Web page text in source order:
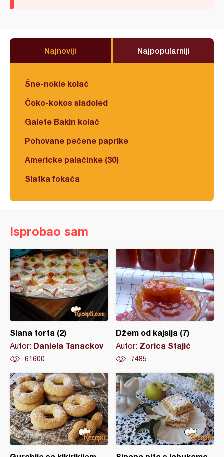
Najnoviji Najpopularniji
Šne-nokle kolač
Čoko-kokos sladoled
Galete Bakin kolač
Pohovane pečene paprike
Americke palačinke (30)
Slatka fokača
Isprobao sam
Slana torta (2)
Autor: Daniela Tanackov
61600
Džem od kajsija (7)
Autor: Zorica Stajić
7485